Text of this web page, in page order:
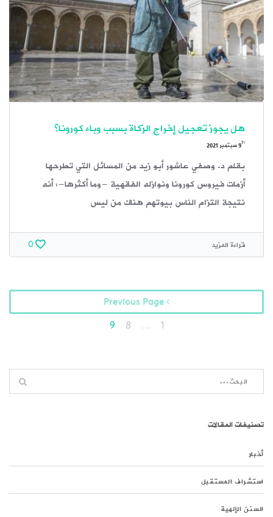
هل يجوز تعجيل إخراج الزكاة بسبب وباء كورونا؟
9th سبتمبر 2021
بقلم د. وصفي عاشور أبو زيد من المسائل التي تطرحها
أزمات فيروس كورونا ونوازله الفقهية -وما أكثرها-: أنه
نتيجة التزام الناس بيوتهم هناك من ليس
قراءة المزيد 0
1
…
8
9
تصنيفات المقالات
أخبار
استشراف المستقبل
السنن الإلهية